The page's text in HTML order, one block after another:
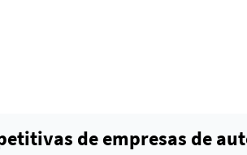
de empresas de